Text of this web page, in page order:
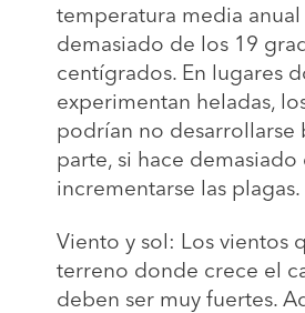
temperatura media
demasiado de los 19
centígrados. En lugares
experimentan heladas,
podrían no desarrollarse
parte, si hace
incrementarse las plagas.
Viento y sol: Los vientos
terreno donde crece el
deben ser muy fuertes.